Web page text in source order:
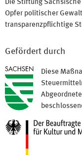
Die Stiftung
Opfer politischer
transparenzpflichtige
Gefördert durch
Diese